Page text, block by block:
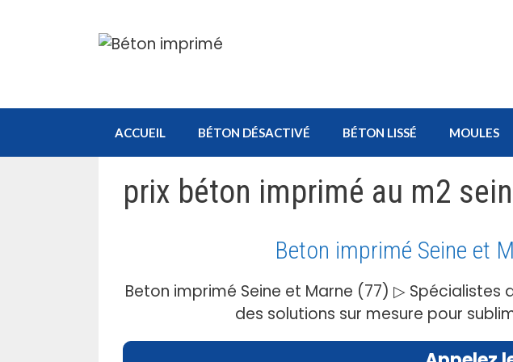
ACCUEIL BÉTON DÉSACTIVÉ BÉTON LISSÉ MOULES
prix béton imprimé au m2
Beton imprimé Seine et
Beton imprimé Seine et Marne (77) ▷
des solutions sur mesure pour